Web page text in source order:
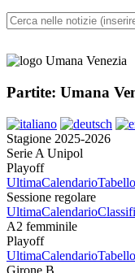
Partite: Umana
Stagione 2025-2026
Serie A Unipol
Playoff
UltimaCalendario
Sessione regolare
UltimaCalendario
A2 femminile
Playoff
UltimaCalendario
Girone B